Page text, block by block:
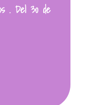
. Del 30 de